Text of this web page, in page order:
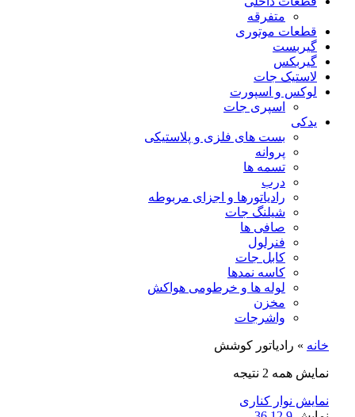
متفرقه
قطعات موتوری
گیربست
گیربکس
لاستیک جات
لوکس و اسپورت
اسپری جات
یدکی
بست های فلزی و پلاستیکی
پروانه
تسمه ها
درب
رادیاتورها و اجزای مربوطه
شیلنگ جات
صافی ها
فنرلول
کابل جات
کاسه نمدها
لوله ها و خرطومی هواکش
مخزن
واشرجات
خانه » رادیاتور کوشش
نمایش همه 2 نتیجه
نمایش نوار کناری